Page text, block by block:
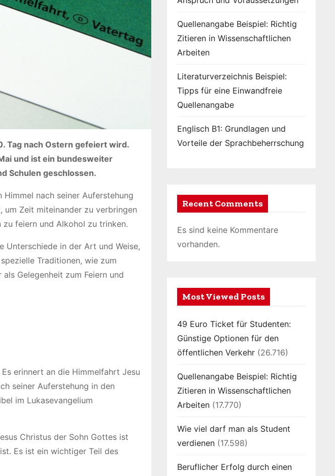
Tag nach Ostern gefeiert wird.
und ist ein bundesweiter
Schulen geschlossen.
nach seiner Auferstehung
Zeit miteinander zu verbringen
zu feiern und Alkohol zu trinken.
Unterschiede in der Art und Weise,
Traditionen, wie zum
Gelegenheit zum Feiern und
erinnert an die Himmelfahrt Jesu
seiner Auferstehung in den
im Lukasevangelium
Christus der Sohn Gottes ist
Es ist ein wichtiger Teil des
Quellenangabe Beispiel: Richtig
Zitieren in Wissenschaftlichen
Arbeiten
Literaturverzeichnis Beispiel:
Tipps für eine Einwandfreie
Quellenangabe
Englisch B1: Grundlagen und
Vorteile der Sprachbeherrschung
Recent Comments
Es sind keine Kommentare
vorhanden.
Most Viewed Posts
49 Euro Ticket für Studenten:
Günstige Optionen für den
öffentlichen Verkehr (26.716)
Quellenangabe Beispiel: Richtig
Zitieren in Wissenschaftlichen
Arbeiten (17.770)
Wie viel darf man als Student
verdienen (17.598)
Beruflicher Erfolg durch einen